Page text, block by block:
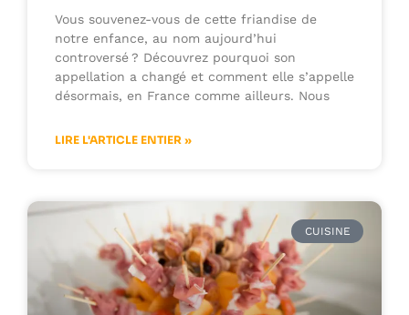
Vous souvenez-vous de cette friandise de
notre enfance, au nom aujourd’hui
controversé ? Découvrez pourquoi son
appellation a changé et comment elle s’appelle
désormais, en France comme ailleurs. Nous
LIRE L'ARTICLE ENTIER »
CUISINE